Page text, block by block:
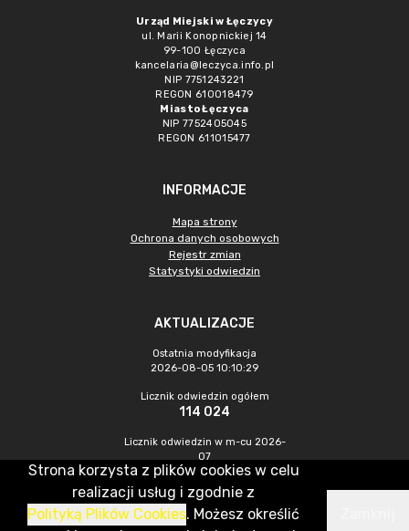
Urząd Miejski w Łęczycy
ul. Marii Konopnickiej 14
99-100 Łęczyca
kancelaria@leczyca.info.pl
NIP 7751243221
REGON 610018479
Miasto Łęczyca
NIP 7752405045
REGON 611015477
INFORMACJE
Mapa strony
Ochrona danych osobowych
Rejestr zmian
Statystyki odwiedzin
AKTUALIZACJE
Ostatnia modyfikacja
2026-08-05 10:10:29
Licznik odwiedzin ogółem
114 024
Licznik odwiedzin w m-cu 2026-
07
543
CMS & Hosting: Nefeni Sp. z o.o.
Strona korzysta z plików cookies w celu
realizacji usług i zgodnie z
Polityką Plików Cookies. Możesz określić